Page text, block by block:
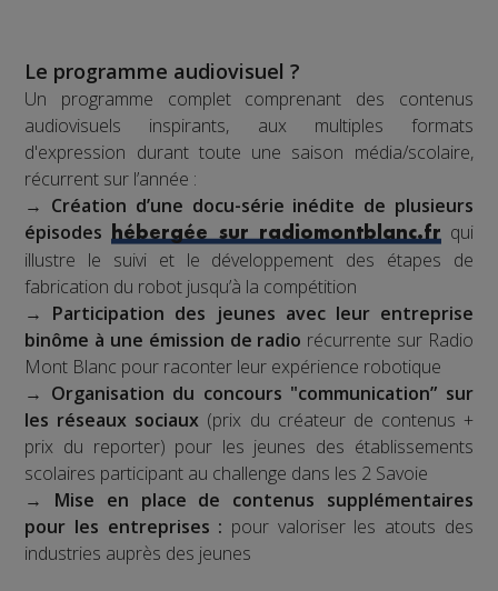
Le programme audiovisuel ?
Un programme complet comprenant des contenus
audiovisuels inspirants, aux multiples formats
d'expression durant toute une saison média/scolaire,
récurrent sur l’année :
→ Création d’une docu-série inédite de plusieurs
épisodes
hébergée sur radiomontblanc.frqui
illustre le suivi et le développement des étapes de
fabrication du robot jusqu’à la compétition
→ Participation des jeunes avec leur entreprise
binôme à une émission de radio récurrente sur Radio
Mont Blanc pour raconter leur expérience robotique
→ Organisation du concours "communication” sur
les réseaux sociaux (prix du créateur de contenus +
prix du reporter) pour les jeunes des établissements
scolaires participant au challenge dans les 2 Savoie
→ Mise en place de contenus supplémentaires
pour les entreprises : pour valoriser les atouts des
industries auprès des jeunes